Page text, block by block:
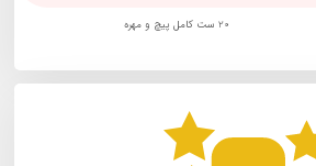
20 ست کامل پیچ و مهره